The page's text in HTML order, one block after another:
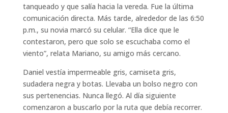
tanqueado y que salía hacia la vereda. Fue la última
comunicación directa. Más tarde, alrededor de las 6:50
p.m., su novia marcó su celular. “Ella dice que le
contestaron, pero que solo se escuchaba como el
viento”, relata Mariano, su amigo más cercano.
Daniel vestía impermeable gris, camiseta gris,
sudadera negra y botas. Llevaba un bolso negro con
sus pertenencias. Nunca llegó. Al día siguiente
comenzaron a buscarlo por la ruta que debía recorrer.